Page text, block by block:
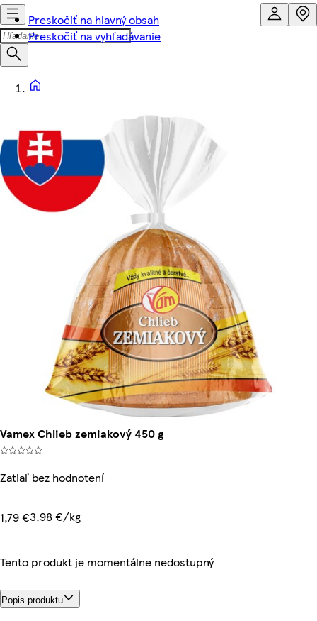
Preskočiť na hlavný obsah
Preskočiť na vyhľadávanie
Vamex Chlieb zemiakový 450 g
Zatiaľ bez hodnotení
1,79 €3,98 €/kg
Tento produkt je momentálne nedostupný
Popis produktu